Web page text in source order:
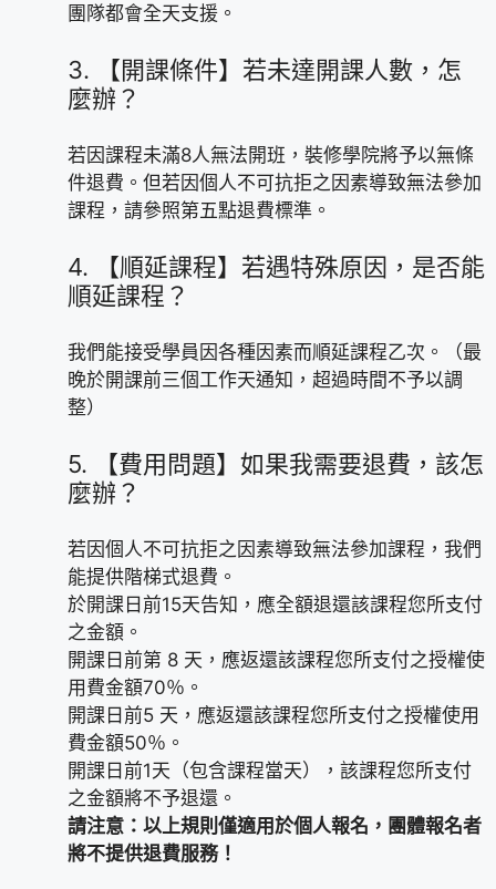
團隊都會全天支援。
3.
【開課條件】若未達開課人數，怎
麼辦？
若因課程未滿8人無法開班，裝修學院將予以無條
件退費。但若因個人不可抗拒之因素導致無法參加
課程，請參照第五點退費標準。
4.
【順延課程】若遇特殊原因，是否能
順延課程？
我們能接受學員因各種因素而順延課程乙次。（最
晚於開課前三個工作天通知，超過時間不予以調
整）
5.
【費用問題】如果我需要退費，該怎
麼辦？
若因個人不可抗拒之因素導致無法參加課程，我們
能提供階梯式退費。
於開課日前15天告知，應全額退還該課程您所支付
之金額。
開課日前第 8 天，應返還該課程您所支付之授權使
用費金額70％。
開課日前5 天，應返還該課程您所支付之授權使用
費金額50％。
開課日前1天（包含課程當天），該課程您所支付
之金額將不予退還。
請注意：以上規則僅適用於個人報名，團體報名者
將不提供退費服務！